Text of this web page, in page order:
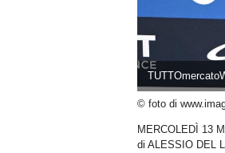
© foto di
MERCOLEDÌ 13
di ALESSIO DEL